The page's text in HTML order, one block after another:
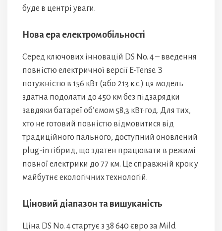
буде в центрі уваги.
Нова ера електромобільності
Серед ключових інновацій DS No. 4 – введення
повністю електричної версії E-Tense. З
потужністю в 156 кВт (або 213 к.с.) ця модель
здатна подолати до 450 км без підзарядки
завдяки батареї об’ємом 58,3 кВт·год. Для тих,
хто не готовий повністю відмовитися від
традиційного пального, доступний оновлений
plug-in гібрид, що здатен працювати в режимі
повної електрики до 77 км. Це справжній крок у
майбутнє екологічних технологій.
Ціновий діапазон та вишуканість
Ціна DS No. 4 стартує з 38 640 євро за Mild